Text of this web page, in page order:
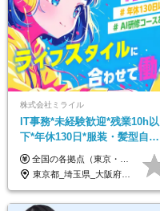
株式会社ミライル
IT事務*未経験歓迎*残業10h以
下*年休130日*服装・髪型自由
*AI研修あり*住宅手当あり*転
勤なし
全国の各拠点（東京・埼玉・新潟・福岡・大阪）で募集中！ 給与は以下の通り、勤務地により異なります。 新潟勤務の場合 201,000円〜201,000円（試用期間変更なし）＋賞与 東京・埼玉勤務の場合 225,000円〜250,000円（試用期間 220,000円）＋賞与 福岡勤務の場合 182,000円〜220,000円（試用期間182,000円）＋賞与 大阪勤務の場合 210,000円〜210,000円（試用期間変更なし）＋賞与 初年度想定年収：280～300万円 ※残業代は全額支給します（1分単位でお支払いします） ※試用期間6ヵ月。試用期間中でも条件変わらず。 ※土日祝含めた勤務可能な方は、土日手当10,000円（毎月）を別途支給。
東京都_埼玉県_大阪府_新潟県_福岡県